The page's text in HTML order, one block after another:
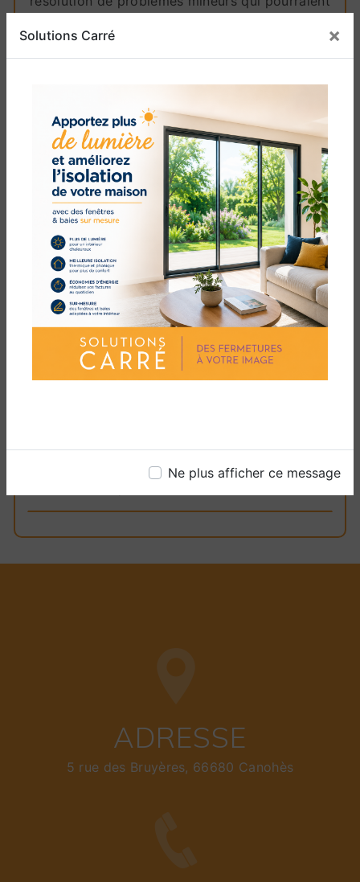
Solutions Carré ×
Ne plus afficher ce message
survenir. Votre compréhension et votre
confiance dans les systèmes que nous
En choisissant Solutions Carré pour vos
optez pour l'excellence dans l'artisanat et
l'innovation technologique. Nous sommes fiers
de contribuer à la création de maisons qui sont
à la fois esthétiquement magnifiques et
technologiquement avancées. Transformez
votre maison en un espace intelligent et réactif
avec les solutions de domotique proposées par
Solutions Carré. Contactez-nous dès
aujourd'hui pour discuter de la manière dont
nous pouvons améliorer votre espace de vie.
En conclusion, chez Solutions Carré, nous
croyons que la domotique a le pouvoir de relier
la tradition à la modernité. Laissez-nous faire
entrer l'avenir chez vous, à Prades.
ADRESSE
5 rue des Bruyères, 66680 Canohès